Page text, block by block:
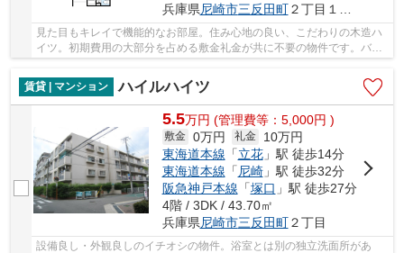
兵庫県尼崎市三反田町２丁目１－３２
見た目もキレイで機能的なお部屋。住み心地の良い、こだわりの木造ハ
イツ。初期費用の大部分を占める敷金礼金が共に不要の物件です。バル
コニー付きのハイツでガーデニングを楽しみま...
賃貸 | マンション
ハイルハイツ
5.5万円 (管理費等：5,000円 )
敷金 0万円 礼金
10万円
東海道本線 「立花」駅 徒歩14分
東海道本線 「 尼崎」駅 徒歩32分
阪急神戸本線 「塚口 」駅 徒歩27分
4階 / 3DK / 43.70㎡
兵庫県尼崎市三反田町２丁目
設備良し・外観良しのイチオシの物件。浴室とは別の独立洗面所があ